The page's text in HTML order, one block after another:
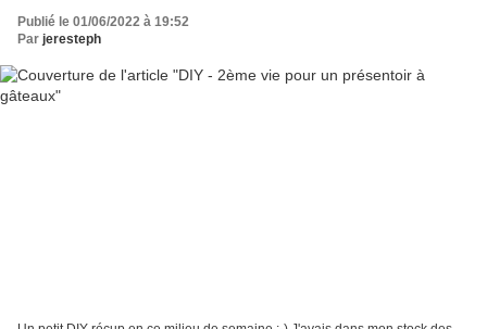
Publié le 01/06/2022 à 19:52
Par jeresteph